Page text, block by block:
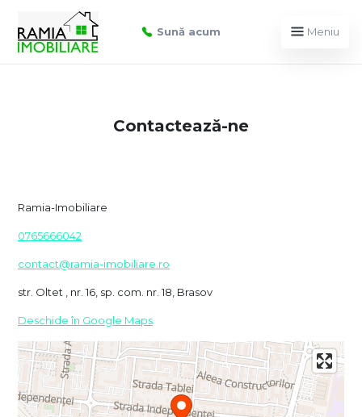
Sună acum Meniu
Contactează-ne
Ramia-Imobiliare
0765666042
contact@ramia-imobiliare.ro
str. Oltet , nr. 16, sp. com. nr. 18, Brasov
Deschide în Google Maps